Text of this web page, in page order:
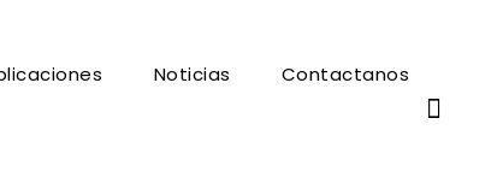
Noticias Contactanos